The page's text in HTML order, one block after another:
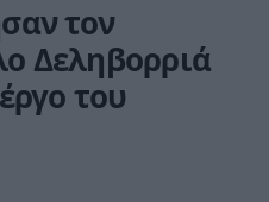
τον
Δεληβορριά
του